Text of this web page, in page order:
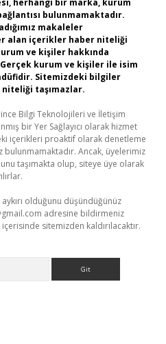
herhangi bir marka, kurum
bulunmamaktadır.
makaleler
alan içerikler haber niteliği
ve kişiler hakkında
kurum ve kişiler ile isim
Sitemizdeki bilgiler
taşımazlar.
Bilgi Teknolojileri ve İletişim
bir Yer Sağlayıcı olarak hizmet
içerikleri proaktif olarak denetleme
bulunmamaktadır. Ancak, üyelerimiz
taşımakta olup, siteye üye olarak
olduğunu düşündüğünüz
adresine bildirmeniz
sitemizden kaldırılacaktır.